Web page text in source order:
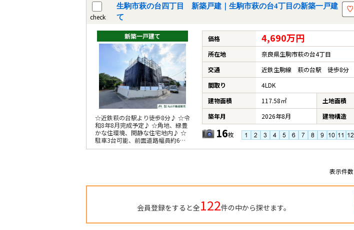
check
生駒市萩の台四丁目 新築戸建｜生駒市萩の台4丁目の新築一戸建
て
新築一戸建て
☆近鉄萩の台駅より徒歩8分♪ ☆令
和8年8月完成予定♪ ☆角地、緑豊
かな住環境、閑静な住宅地内♪ ☆
駐車3台可能、前面道路幅員約6ｍ
♪ ☆角地で採光良好
価格 4,690万円
所在地
奈良県生駒市萩の台4丁目
交通
近鉄生駒線 萩の台駅 徒歩8分
間取り
4LDK
建物面積
117.58㎡ 土地面積
築年月
2026年8月 建物構造
16枚
表示件数
会員登録をすると全122件の中から探せます。